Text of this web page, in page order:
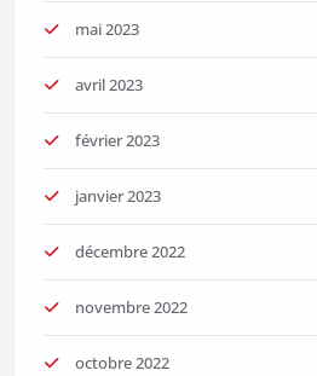
mai 2023
avril 2023
février 2023
janvier 2023
décembre 2022
novembre 2022
octobre 2022